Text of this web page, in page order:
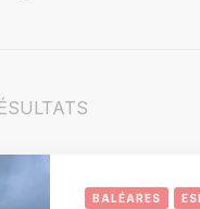
BALÉARES